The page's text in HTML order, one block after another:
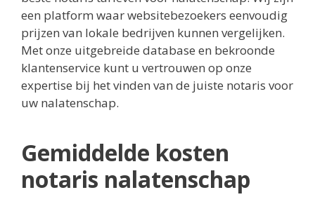
een platform waar websitebezoekers eenvoudig
prijzen van lokale bedrijven kunnen vergelijken.
Met onze uitgebreide database en bekroonde
klantenservice kunt u vertrouwen op onze
expertise bij het vinden van de juiste notaris voor
uw nalatenschap.
Gemiddelde kosten
notaris nalatenschap